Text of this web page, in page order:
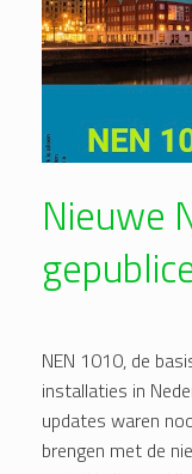
Nieuwe
NEN 1010, de
installaties in
updates waren
brengen met de